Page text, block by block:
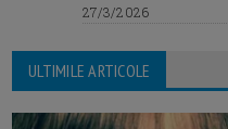
27/3/2026
ULTIMILE ARTICOLE